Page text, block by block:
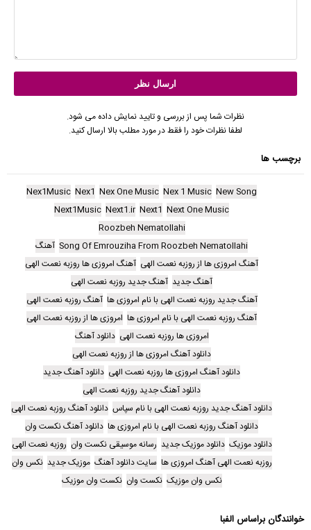
نظرات شما پس از بررسی و تایید نمایش داده می شود.
لطفا نظرات خود را فقط در مورد مطلب بالا ارسال کنید.
برچسب ها
New Song
Nex 1 Music
Nex One Music
Nex1
Nex1Music
Next One Music
Next1
Next1.ir
Next1Music
Roozbeh Nematollahi
Song Of Emrouziha From Roozbeh Nematollahi آهنگ
آهنگ امروزی ها از روزبه نعمت الهی آهنگ امروزی ها روزبه نعمت الهی
آهنگ جدید آهنگ جدید روزبه نعمت الهی
آهنگ جدید روزبه نعمت الهی با نام امروزی ها آهنگ روزبه نعمت الهی
آهنگ روزبه نعمت الهی با نام امروزی ها امروزی ها از روزبه نعمت الهی
امروزی ها روزبه نعمت الهی دانلود آهنگ
دانلود آهنگ امروزی ها از روزبه نعمت الهی
دانلود آهنگ امروزی ها روزبه نعمت الهی دانلود آهنگ جدید
دانلود آهنگ جدید روزبه نعمت الهی
دانلود آهنگ جدید روزبه نعمت الهی با نام سپاس دانلود آهنگ روزبه نعمت الهی
دانلود آهنگ روزبه نعمت الهی با نام امروزی ها دانلود آهنگ نکست وان
دانلود موزیک دانلود موزیک جدید رسانه موسیقی نکست وان روزبه نعمت الهی
روزبه نعمت الهی آهنگ امروزی ها سایت دانلود آهنگ موزیک جدید نکس وان
نکس وان موزیک نکست وان نکست وان موزیک
خوانندگان براساس الفبا